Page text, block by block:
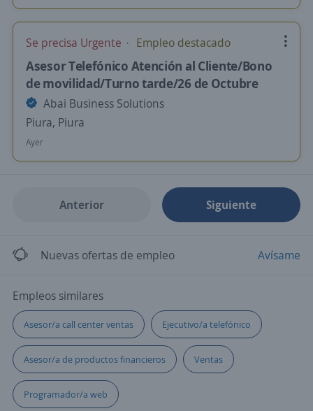
Se precisa Urgente Empleo destacado
Asesor Telefónico Atención al Cliente/Bono
de movilidad/Turno tarde/26 de Octubre
Abai Business Solutions
Piura, Piura
Ayer
Anterior Siguiente
Nuevas ofertas de empleo Avísame
Empleos similares
Asesor/a call center ventas Ejecutivo/a telefónico
Asesor/a de productos financieros Ventas
Programador/a web